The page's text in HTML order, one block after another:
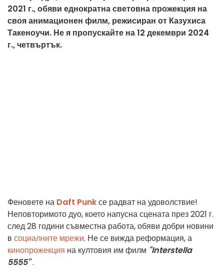
2021 г., обяви еднократна световна прожекция на
своя анимационен филм, режисиран от Казухиса
Такеноучи. Не я пропускайте на 12 декември 2024
г., четвъртък.
Феновете на Daft Punkсе радват на удоволствие!
Неповторимото дуо, което напусна сцената през 2021 г.
след 28 години съвместна работа, обяви добри новини
в социалните мрежи. Не се вижда реформация, а
кинопрожекция на култовия им филм "Interstella
5555".